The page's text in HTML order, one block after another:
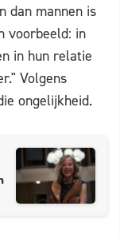
dan mannen is
voorbeeld: in
in hun relatie
Volgens
ongelijkheid.